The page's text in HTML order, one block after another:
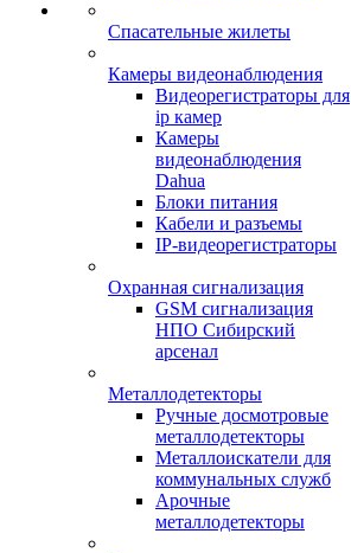
Спасательные жилеты
Камеры видеонаблюдения
Видеорегистраторы для
ip камер
Камеры
видеонаблюдения
Dahua
Блоки питания
Кабели и разъемы
IP-видеорегистраторы
Охранная сигнализация
GSM сигнализация
НПО Сибирский
арсенал
Металлодетекторы
Ручные досмотровые
металлодетекторы
Металлоискатели для
коммунальных служб
Арочные
металлодетекторы